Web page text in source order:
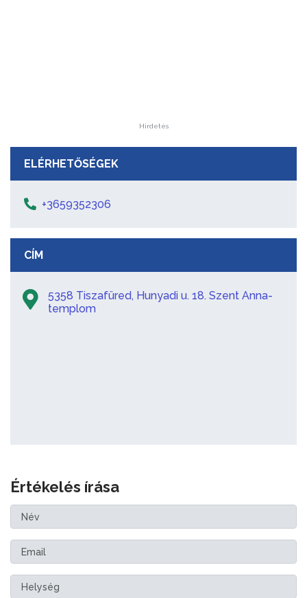
Hirdetés
ELÉRHETŐSÉGEK
+3659352306
CÍM
5358 Tiszafüred, Hunyadi u. 18. Szent Anna-
templom
Értékelés írása